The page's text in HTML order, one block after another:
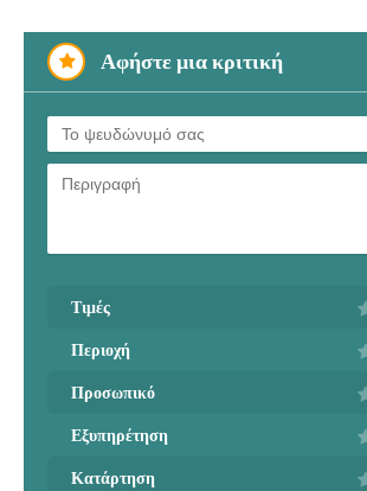
Αφήστε μια κριτική
Τιμές
Περιοχή
Προσωπικό
Εξυπηρέτηση
Κατάρτηση